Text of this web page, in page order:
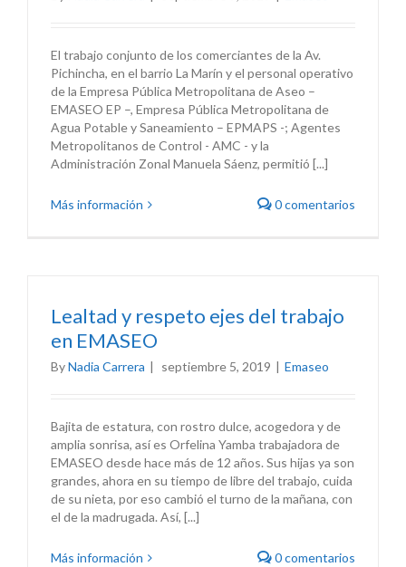
El trabajo conjunto de los comerciantes de la Av.
Pichincha, en el barrio La Marín y el personal operativo
de la Empresa Pública Metropolitana de Aseo –
EMASEO EP –, Empresa Pública Metropolitana de
Agua Potable y Saneamiento – EPMAPS -; Agentes
Metropolitanos de Control - AMC - y la
Administración Zonal Manuela Sáenz, permitió [...]
Más información 0 comentarios
Lealtad y respeto ejes del trabajo
en EMASEO
ByNadia Carrera | septiembre 5, 2019 | Emaseo
Bajita de estatura, con rostro dulce, acogedora y de
amplia sonrisa, así es Orfelina Yamba trabajadora de
EMASEO desde hace más de 12 años. Sus hijas ya son
grandes, ahora en su tiempo de libre del trabajo, cuida
de su nieta, por eso cambió el turno de la mañana, con
el de la madrugada. Así, [...]
Más información 0 comentarios